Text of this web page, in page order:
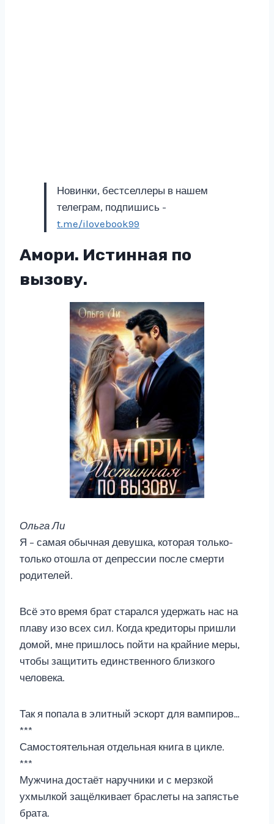
Новинки, бестселлеры в нашем
телеграм, подпишись -
t.me/ilovebook99
Амори. Истинная по
вызову.
Ольга Ли
Я – самая обычная девушка, которая только-
только отошла от депрессии после смерти
родителей.
Всё это время брат старался удержать нас на
плаву изо всех сил. Когда кредиторы пришли
домой, мне пришлось пойти на крайние меры,
чтобы защитить единственного близкого
человека.
Так я попала в элитный эскорт для вампиров…
***
Самостоятельная отдельная книга в цикле.
***
Мужчина достаёт наручники и с мерзкой
ухмылкой защёлкивает браслеты на запястье
брата.